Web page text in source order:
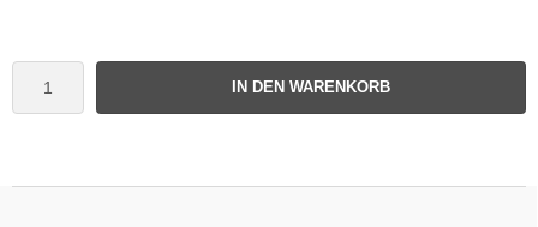
IN DEN WARENKORB